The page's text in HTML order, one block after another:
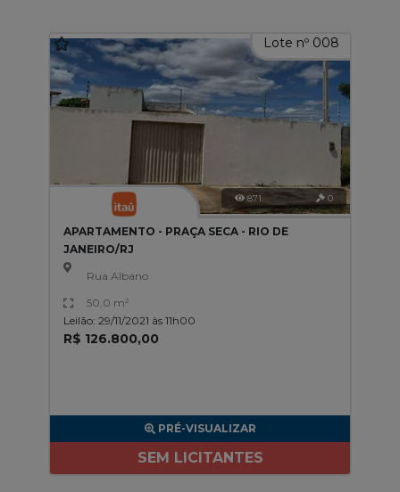
Lote nº 008
871 0
APARTAMENTO - PRAÇA SECA - RIO DE
JANEIRO/RJ
Rua Albano
50,0 m²
Leilão: 29/11/2021 às 11h00
R$ 126.800,00
PRÉ-VISUALIZAR
SEM LICITANTES